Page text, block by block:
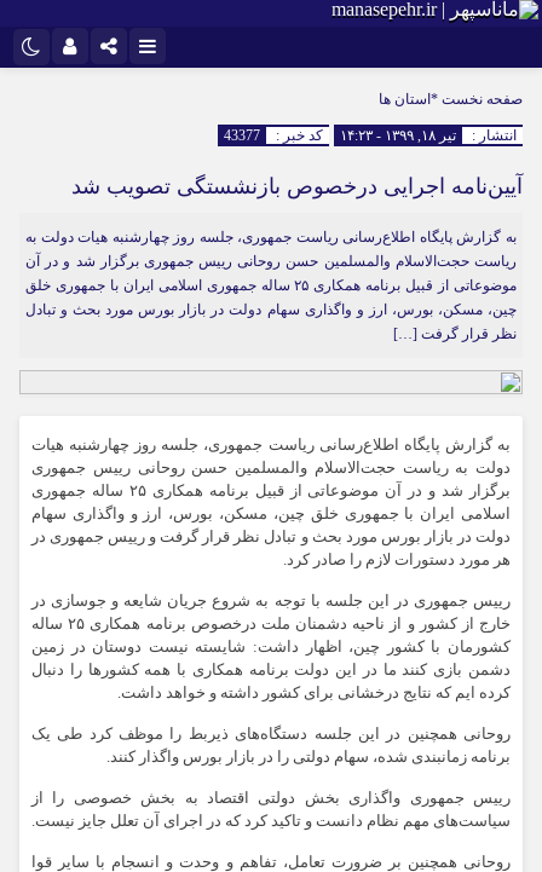
اینستاگرام
سروش
آپارات رمز عبور
مرا به خاطر بسپار
صفحه نخست *استان ها
انتشار : تیر ۱۸, ۱۳۹۹ - ۱۴:۲۳ کد خبر : 43377
آیین‌نامه اجرایی درخصوص بازنشستگی تصویب شد
به گزارش پایگاه اطلاع‌رسانی ریاست جمهوری، جلسه روز چهارشنبه هیات دولت به
ریاست حجت‌الاسلام والمسلمین حسن روحانی رییس جمهوری برگزار شد و در آن
موضوعاتی از قبیل برنامه همکاری ۲۵ ساله جمهوری اسلامی ایران با جمهوری خلق
چین، مسکن، بورس، ارز و واگذاری سهام دولت در بازار بورس مورد بحث و تبادل
نظر قرار گرفت […]
به گزارش پایگاه اطلاع‌رسانی ریاست جمهوری، جلسه روز چهارشنبه هیات
دولت به ریاست حجت‌الاسلام والمسلمین حسن روحانی رییس جمهوری
برگزار شد و در آن موضوعاتی از قبیل برنامه همکاری ۲۵ ساله جمهوری
اسلامی ایران با جمهوری خلق چین، مسکن، بورس، ارز و واگذاری سهام
دولت در بازار بورس مورد بحث و تبادل نظر قرار گرفت و رییس جمهوری در
هر مورد دستورات لازم را صادر کرد.
رییس جمهوری در این جلسه با توجه به شروع جریان شایعه و جوسازی در
خارج از کشور و از ناحیه دشمنان ملت درخصوص برنامه همکاری ۲۵ ساله
کشورمان با کشور چین، اظهار داشت: شایسته نیست دوستان در زمین
دشمن بازی کنند ما در این دولت برنامه همکاری با همه کشورها را دنبال
کرده ایم که نتایج درخشانی برای کشور داشته و خواهد داشت.
روحانی همچنین در این جلسه دستگاه‌های ذیربط را موظف کرد طی یک
برنامه زمانبندی شده، سهام دولتی را در بازار بورس واگذار کنند.
رییس جمهوری واگذاری بخش دولتی اقتصاد به بخش خصوصی را از
سیاست‌های مهم نظام دانست و تاکید کرد که در اجرای آن تعلل جایز نیست.
روحانی همچنین بر ضرورت تعامل، تفاهم و وحدت و انسجام با سایر قوا